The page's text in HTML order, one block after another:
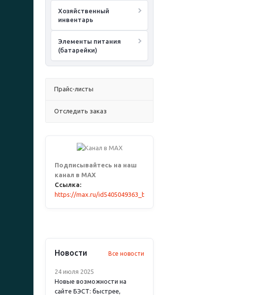
Хозяйственный
инвентарь
Элементы питания
(батарейки)
Прайс-листы
Отследить заказ
Подписывайтесь на наш
канал в MAX
Ссылка:
https://max.ru/id5405049363_biz
Новости Все новости
24 июля 2025
Новые возможности на
сайте БЭСТ: быстрее,